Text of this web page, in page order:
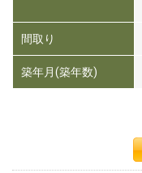
間取り
築年月(築年数)